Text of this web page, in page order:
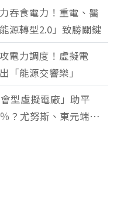
吞食電力！重電、醫
源轉型2.0」致勝關鍵
電力調度！虛擬電
「能源交響樂」
型虛擬電廠」助平
？尤努斯、東元端能